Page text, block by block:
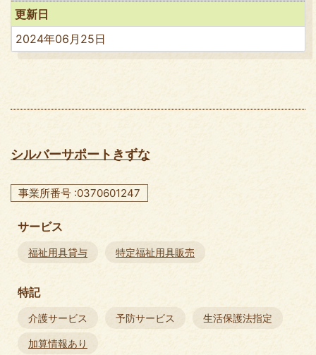
更新日
2024年06月25日
シルバーサポートきずな
事業所番号 :0370601247
サービス
福祉用具貸与 特定福祉用具販売
特記
介護サービス 予防サービス 生活保護法指定
加算情報あり